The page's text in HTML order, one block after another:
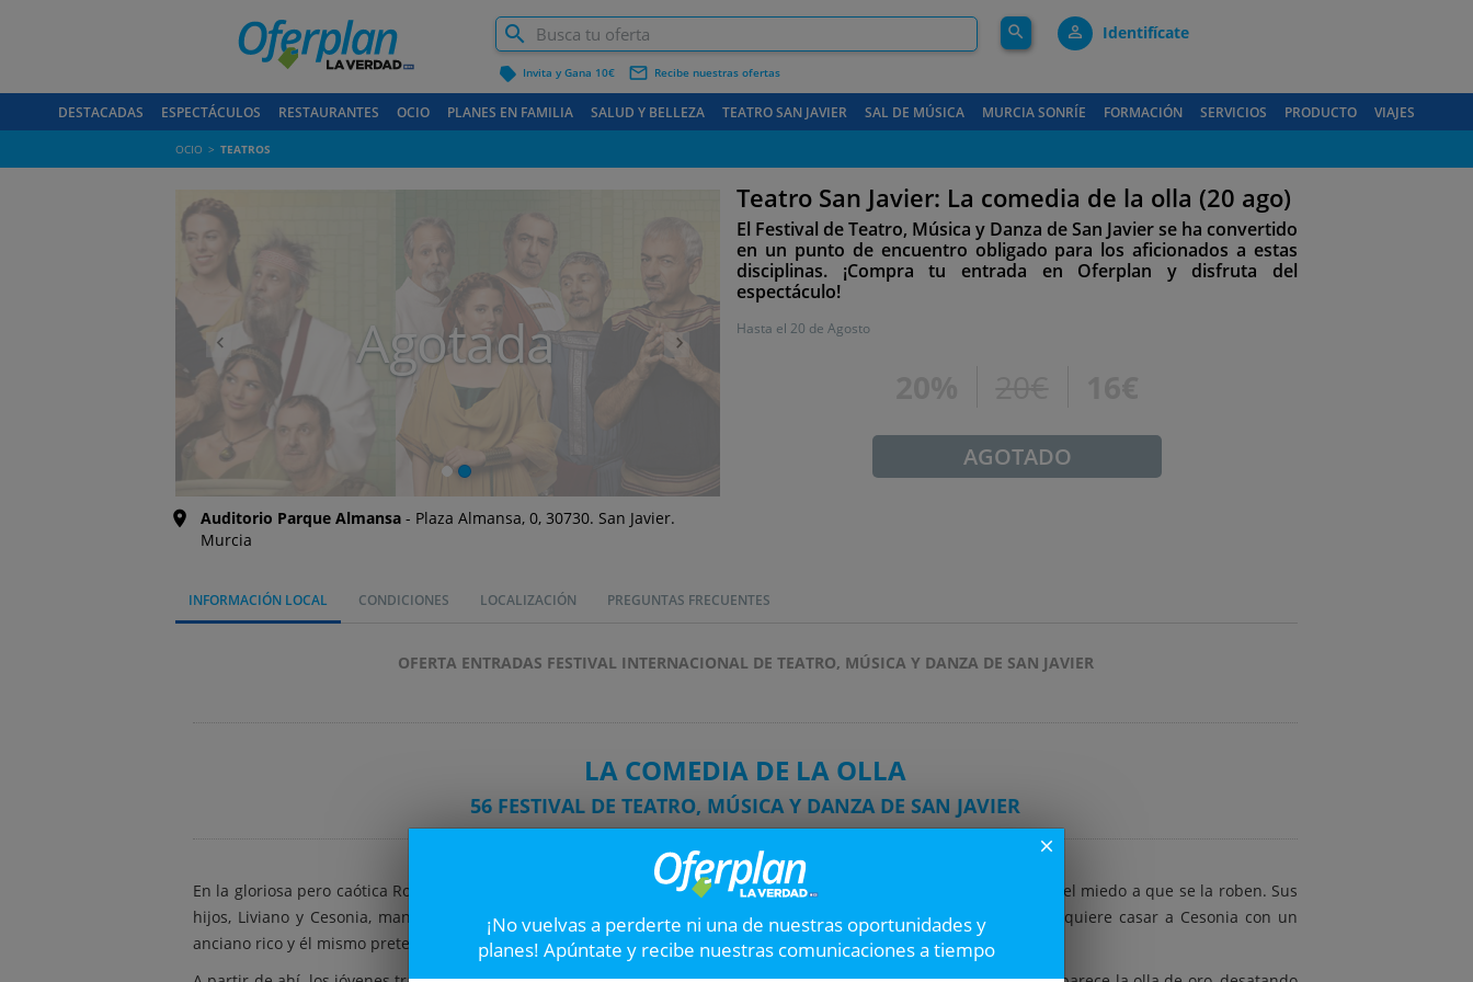
label Invita y Gana 10€ mail_outline Recibe nuestras ofertas
search person_outline Identifícate
DESTACADAS ESPECTÁCULOS RESTAURANTES OCIO PLANES EN FAMILIA SALUD Y BELLEZA TEATRO SAN JAVIER SAL DE MÚSICA MURCIA SONRÍE FORMACIÓN SERVICIOS PRODUCTO VIAJES
OCIO TEATROS
Agotada
Anterior Siguiente
Auditorio Parque Almansa
Plaza Almansa, 0, 30730. San Javier.
Murcia
Teatro San Javier: La comedia de la olla (20 ago)
El Festival de Teatro, Música y Danza de San Javier se ha convertido
en un punto de encuentro obligado para los aficionados a estas
disciplinas. ¡Compra tu entrada en Oferplan y disfruta del
espectáculo!
Hasta el 20 de Agosto
AGOTADO
INFORMACIÓN LOCAL CONDICIONES LOCALIZACIÓN PREGUNTAS FRECUENTES
OFERTA ENTRADAS FESTIVAL INTERNACIONAL DE TEATRO, MÚSICA Y DANZA DE SAN JAVIER
LA COMEDIA DE LA OLLA
56 FESTIVAL DE TEATRO, MÚSICA Y DANZA DE SAN JAVIER
La obra
En la gloriosa pero caótica Roma antigua, Euclión, un viejo obsesionado con una olla llena de oro, vive dominado por el miedo a que se la roben. Sus
hijos, Liviano y Cesonia, mantienen relaciones amorosas en secreto, pero los planes de su padre complican todo: quiere casar a Cesonia con un
anciano rico y él mismo pretende casarse con Pompina, de quien Liviano está enamorado.
close
¡No vuelvas a perderte ni una de nuestras oportunidades y
planes! Apúntate y recibe nuestras comunicaciones a tiempo